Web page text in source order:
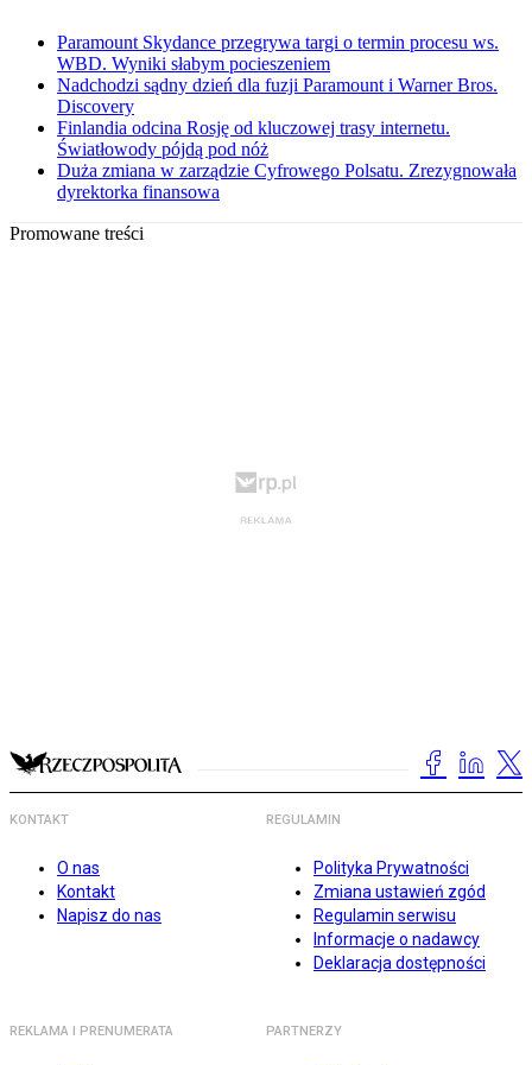
Paramount Skydance przegrywa targi o termin procesu ws.
WBD. Wyniki słabym pocieszeniem
Nadchodzi sądny dzień dla fuzji Paramount i Warner Bros.
Discovery
Finlandia odcina Rosję od kluczowej trasy internetu.
Światłowody pójdą pod nóż
Duża zmiana w zarządzie Cyfrowego Polsatu. Zrezygnowała
dyrektorka finansowa
Promowane treści
KONTAKT
O nas
Kontakt
Napisz do nas
REGULAMIN
Polityka Prywatności
Zmiana ustawień zgód
Regulamin serwisu
Informacje o nadawcy
Deklaracja dostępności
REKLAMA I PRENUMERATA PARTNERZY